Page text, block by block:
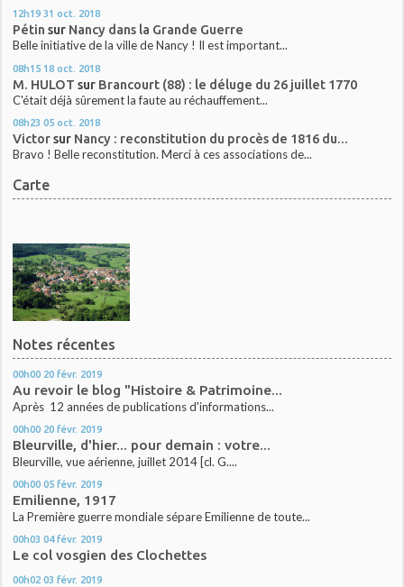
12h19 31 oct. 2018
Pétin sur Nancy dans la Grande Guerre
Belle initiative de la ville de Nancy ! Il est important...
08h15 18 oct. 2018
M. HULOT sur Brancourt (88) : le déluge du 26 juillet 1770
C'était déjà sûrement la faute au réchauffement...
08h23 05 oct. 2018
Victorsur Nancy : reconstitution du procès de 1816 du...
Bravo ! Belle reconstitution. Merci à ces associations de...
Carte
Notes récentes
00h00 20 févr. 2019
Au revoir le blog "Histoire & Patrimoine...
Après 12 années de publications d'informations...
00h00 20 févr. 2019
Bleurville, d'hier... pour demain : votre...
Bleurville, vue aérienne, juillet 2014 [cl. G....
00h00 05 févr. 2019
Emilienne, 1917
La Première guerre mondiale sépare Emilienne de toute...
00h03 04 févr. 2019
Le col vosgien des Clochettes
00h02 03 févr. 2019